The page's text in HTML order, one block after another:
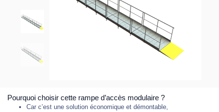
Pourquoi choisir cette rampe d’accès modulaire ?
Car c’est une solution économique et démontable,